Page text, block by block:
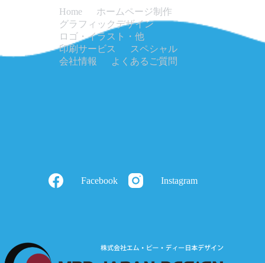
Home
ホームページ制作
グラフィックデザイン
ロゴ・イラスト・他
印刷サービス
スペシャル
会社情報
よくあるご質問
Facebook Instagram